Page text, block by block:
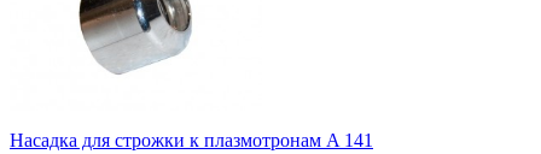
Насадка для строжки к плазмотронам A 141